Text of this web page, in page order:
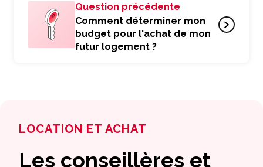
Question précédente
Comment déterminer mon
budget pour l'achat de mon
futur logement ?
LOCATION ET ACHAT
Les conseillères et